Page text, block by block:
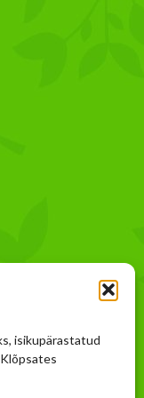
isikupärastatud